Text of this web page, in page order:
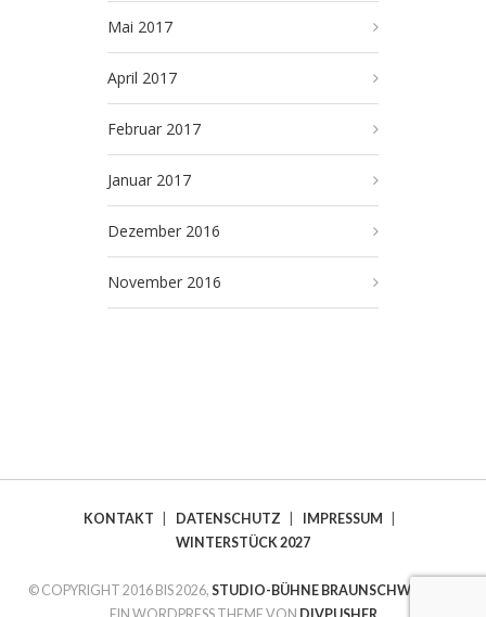
Mai 2017
April 2017
Februar 2017
Januar 2017
Dezember 2016
November 2016
KONTAKT DATENSCHUTZ IMPRESSUM
WINTERSTÜCK 2027
© COPYRIGHT 2016 BIS 2026, STUDIO-BÜHNE BRAUNSCHWEIG E.V.